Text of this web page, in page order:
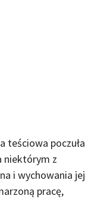
teściowa poczuła
niektórym z
i wychowania jej
pracę,